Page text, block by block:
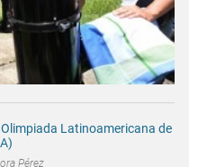
Latinoamericana de
Pérez